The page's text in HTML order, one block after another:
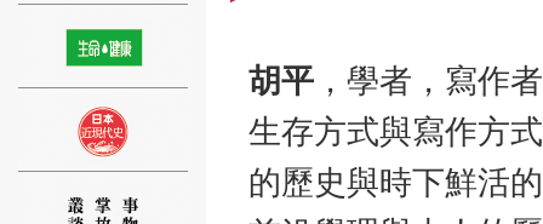
胡平 ，學者，寫作
生存方式與寫作方
的歷史與時下鮮活